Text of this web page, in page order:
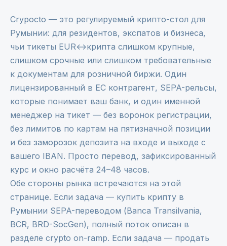
Crypocto — это регулируемый крипто-стол для
Румынии: для резидентов, экспатов и бизнеса,
чьи тикеты EUR↔крипта слишком крупные,
слишком срочные или слишком требовательные
к документам для розничной биржи. Один
лицензированный в ЕС контрагент, SEPA-рельсы,
которые понимает ваш банк, и один именной
менеджер на тикет — без воронок регистрации,
без лимитов по картам на пятизначной позиции
и без заморозок депозита на входе и выходе с
вашего IBAN. Просто перевод, зафиксированный
курс и окно расчёта 24–48 часов.
Обе стороны рынка встречаются на этой
странице. Если задача — купить крипту в
Румынии SEPA-переводом (Banca Transilvania,
BCR, BRD-SocGen), полный поток описан в
разделе crypto on-ramp. Если задача — продать